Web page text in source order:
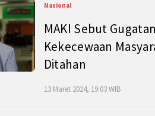
Nasional
MAKI Sebut
Kekecewaan
Ditahan
13 Maret 2024, 19:03 WIB